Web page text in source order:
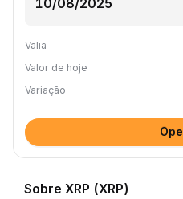
Valia
Valor de hoje
Variação
Sobre XRP (XRP)